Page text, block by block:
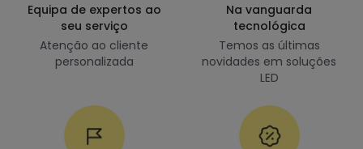
Equipa de expertos ao
seu serviço
Atenção ao cliente
personalizada
Na vanguarda
tecnológica
Temos as últimas
novidades em soluções
LED